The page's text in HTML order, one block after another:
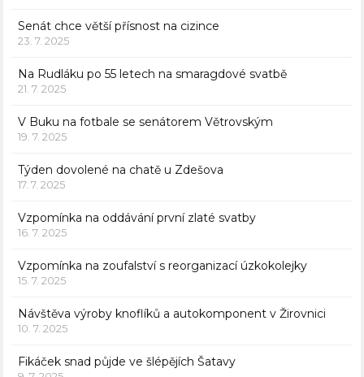
Senát chce větší přísnost na cizince
23. 7. 2025
Na Rudláku po 55 letech na smaragdové svatbě
21. 7. 2025
V Buku na fotbale se senátorem Větrovským
19. 7. 2025
Týden dovolené na chatě u Zdešova
17. 7. 2025
Vzpomínka na oddávání první zlaté svatby
16. 7. 2025
Vzpomínka na zoufalství s reorganizací úzkokolejky
15. 7. 2025
Návštěva výroby knoflíků a autokomponent v Žirovnici
10. 7. 2025
Fikáček snad půjde ve šlépějích Šatavy